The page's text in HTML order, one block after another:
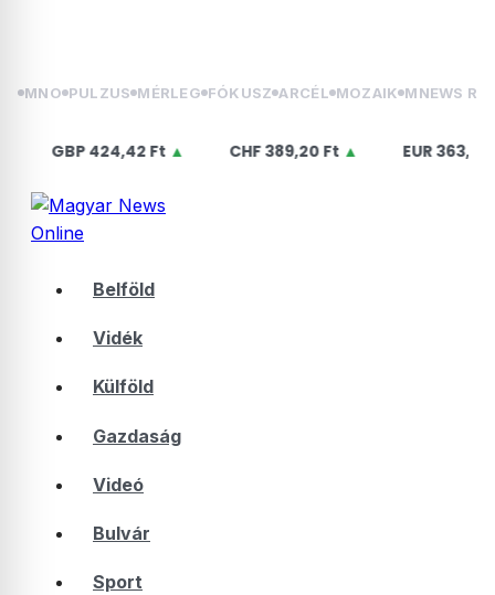
content
MNO PULZUS MÉRLEG FÓKUSZ ARCÉL MOZAIK MNEWS
424,42 Ft▲ CHF 389,20 Ft▲ EUR 363,75 Ft▲
Belföld
Vidék
Külföld
Gazdaság
Videó
Bulvár
Sport